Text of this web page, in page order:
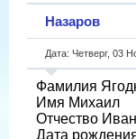
Назаров
Дата: Четверг, 03
Фамилия
Имя Михаил
Отчество
Дата